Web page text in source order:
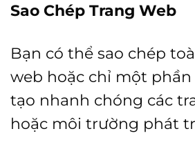
Sao Chép Trang Web
Bạn có thể sao chép
web hoặc chỉ một phần
tạo nhanh chóng các
hoặc môi trường phát